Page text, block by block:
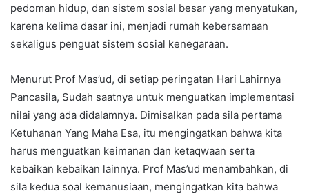
pedoman hidup, dan sistem sosial besar yang menyatukan,
karena kelima dasar ini, menjadi rumah kebersamaan
sekaligus penguat sistem sosial kenegaraan.
Menurut Prof Mas’ud, di setiap peringatan Hari Lahirnya
Pancasila, Sudah saatnya untuk menguatkan implementasi
nilai yang ada didalamnya. Dimisalkan pada sila pertama
Ketuhanan Yang Maha Esa, itu mengingatkan bahwa kita
harus menguatkan keimanan dan ketaqwaan serta
kebaikan kebaikan lainnya. Prof Mas’ud menambahkan, di
sila kedua soal kemanusiaan, mengingatkan kita bahwa